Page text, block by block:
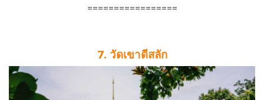
=================
7. วัดเขาดีสลัก